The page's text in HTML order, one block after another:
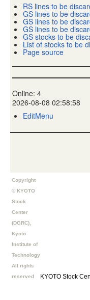
RS lines to be
GS lines to be
GS lines to be
GS lines to be
GS stocks to be
List of stocks to be
Page source
Online: 4
2026-08-08 02:58:58
EditMenu
Copyright
© KYOTO
Stock
Center
(DGRC),
Kyoto
Institute of
Technology
All rights
reserved
KYOTO Stock